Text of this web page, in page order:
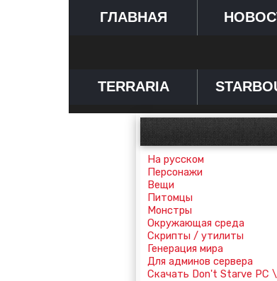
ГЛАВНАЯ
TERRARIA
На русском
Персонажи
Вещи
Питомцы
Монстры
Окружающая среда
Скрипты / утилиты
Генерация мира
Для админов сервера
Скачать Don't Starve PC